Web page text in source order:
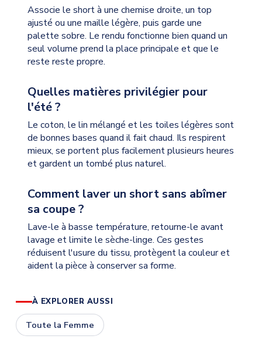
Associe le short à une chemise droite, un top
ajusté ou une maille légère, puis garde une
palette sobre. Le rendu fonctionne bien quand un
seul volume prend la place principale et que le
reste reste propre.
Quelles matières privilégier pour
l'été ?
Le coton, le lin mélangé et les toiles légères sont
de bonnes bases quand il fait chaud. Ils respirent
mieux, se portent plus facilement plusieurs heures
et gardent un tombé plus naturel.
Comment laver un short sans abîmer
sa coupe ?
Lave-le à basse température, retourne-le avant
lavage et limite le sèche-linge. Ces gestes
réduisent l'usure du tissu, protègent la couleur et
aident la pièce à conserver sa forme.
À EXPLORER AUSSI
Toute la Femme